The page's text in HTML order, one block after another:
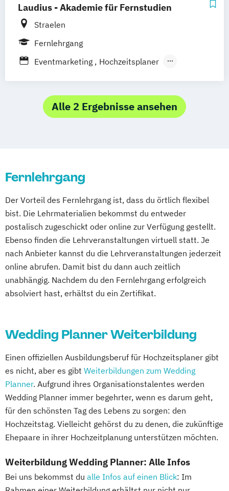
Laudius - Akademie für Fernstudien
Straelen
Fernlehrgang
Eventmarketing
Hochzeitsplaner
Alle 2 Ergebnisse ansehen
Fernlehrgang
Der Vorteil des Fernlehrgang ist, dass du örtlich flexibel
bist. Die Lehrmaterialien bekommst du entweder
postalisch zugeschickt oder online zur Verfügung gestellt.
Ebenso finden die Lehrveranstaltungen virtuell statt. Je
nach Anbieter kannst du die Lehrveranstaltungen jederzeit
online abrufen. Damit bist du dann auch zeitlich
unabhängig. Nachdem du den Fernlehrgang erfolgreich
absolviert hast, erhältst du ein Zertifikat.
Wedding Planner Weiterbildung
Einen offiziellen Ausbildungsberuf für Hochzeitsplaner gibt
es nicht, aber es gibt Weiterbildungen zum Wedding
Planner. Aufgrund ihres Organisationstalentes werden
Wedding Planner immer begehrter, wenn es darum geht,
für den schönsten Tag des Lebens zu sorgen: den
Hochzeitstag. Vielleicht gehörst du zu denen, die zukünftige
Ehepaare in ihrer Hochzeitplanung unterstützen möchten.
Weiterbildung Wedding Planner: Alle Infos
Bei uns bekommst du alle Infos auf einen Blick: Im